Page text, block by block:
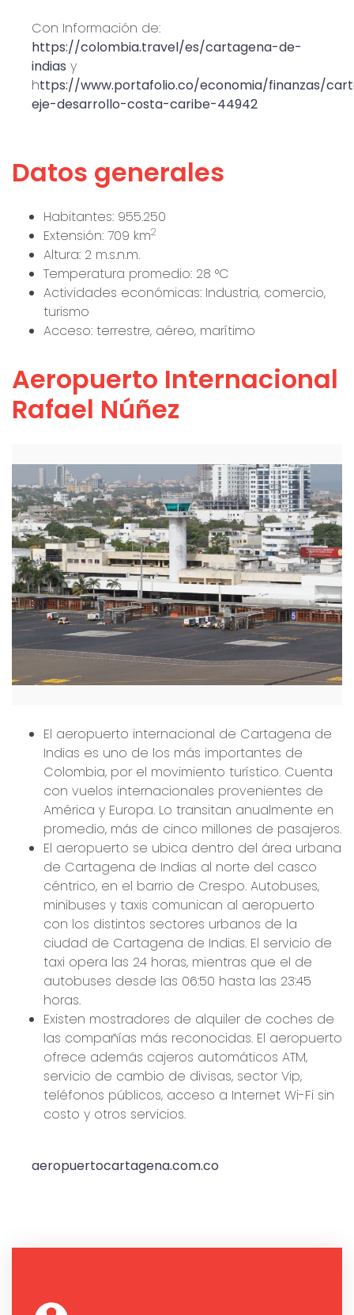
Con Información de:
https://colombia.travel/es/cartagena-de-
indias y
https://www.portafolio.co/economia/finanzas/
eje-desarrollo-costa-caribe-44942
Datos generales
Habitantes: 955.250
Extensión: 709 km2
Altura: 2 m.s.n.m.
Temperatura promedio: 28 °C
Actividades económicas: Industria, comercio,
turismo
Acceso: terrestre, aéreo, marítimo
Aeropuerto Internacional
Rafael Núñez
El aeropuerto internacional de Cartagena de
Indias es uno de los más importantes de
Colombia, por el movimiento turístico. Cuenta
con vuelos internacionales provenientes de
América y Europa. Lo transitan anualmente en
promedio, más de cinco millones de pasajeros.
El aeropuerto se ubica dentro del área urbana
de Cartagena de Indias al norte del casco
céntrico, en el barrio de Crespo. Autobuses,
minibuses y taxis comunican al aeropuerto
con los distintos sectores urbanos de la
ciudad de Cartagena de Indias. El servicio de
taxi opera las 24 horas, mientras que el de
autobuses desde las 06:50 hasta las 23:45
horas.
Existen mostradores de alquiler de coches de
las compañías más reconocidas. El aeropuerto
ofrece además cajeros automáticos ATM,
servicio de cambio de divisas, sector Vip,
teléfonos públicos, acceso a Internet Wi-Fi sin
costo y otros servicios.
aeropuertocartagena.com.co